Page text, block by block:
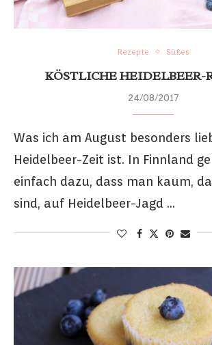
Rezepte Süßes
KÖSTLICHE HEIDELBEER-
24/08/2017
Was ich am August besonders
Heidelbeer-Zeit ist. In Finnland
einfach dazu, dass man kaum,
sind, auf Heidelbeer-Jagd …